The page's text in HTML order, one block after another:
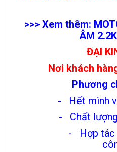
>>> Xem thêm:
ÂM
ĐẠI
Nơi khách hàng
Phương
- Hết mình
- Chất lượng-
- Hợp tác -